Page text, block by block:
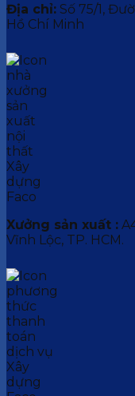
Địa chỉ: Số 75/1,
Hồ Chí Minh
Xưởng sản xuất :
Vĩnh Lộc, TP. HCM.